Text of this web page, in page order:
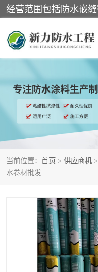
当前位置： 首页 > 供应商机 >
水卷材批发
黑豹防水胶
乳化沥青防水涂料
非固化橡胶防水涂料